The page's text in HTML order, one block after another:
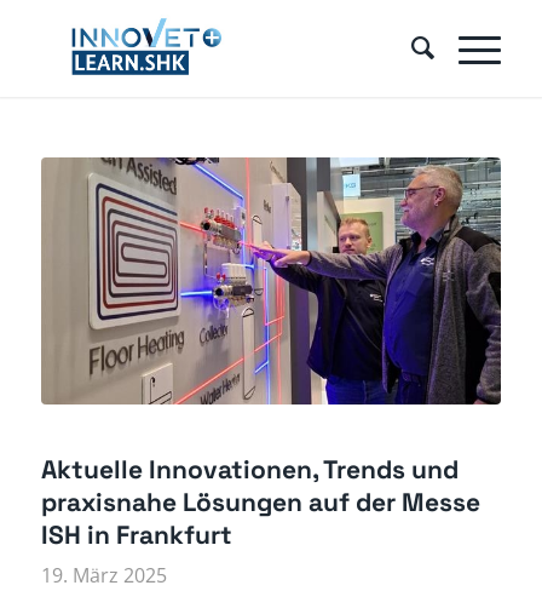
Aktuelle Innovationen, Trends und
praxisnahe Lösungen auf der Messe
ISH in Frankfurt
19. März 2025